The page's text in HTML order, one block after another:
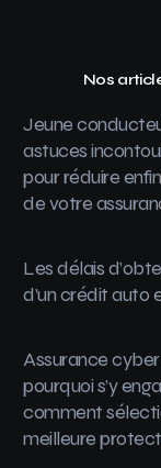
Nos
Jeune
astuces
pour réduire
de votre
Les délais
d’un crédit auto
Assurance cyber
pourquoi s’y
comment
meilleure